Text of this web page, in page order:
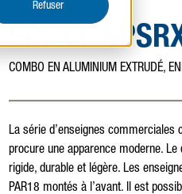
Refuser
SPEXX-
COMBO EN ALUMINIUM EXTRUDÉ,
La série d’enseignes commerciales
procure une apparence moderne.
rigide, durable et légère. Les
PAR18 montés à l’avant. Il est